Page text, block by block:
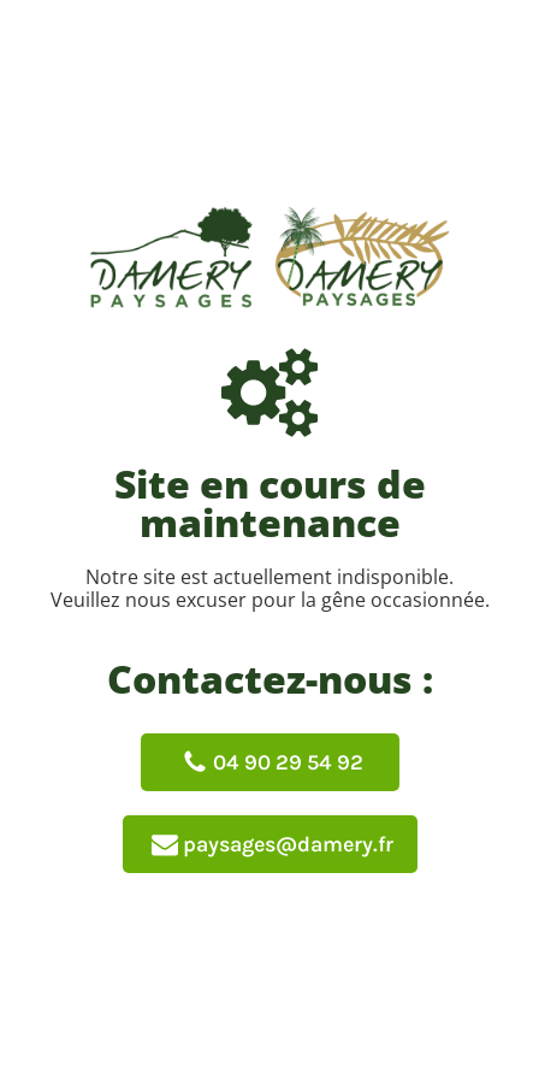
Site en cours de
maintenance
Notre site est actuellement indisponible.
Veuillez nous excuser pour la gêne occasionnée.
Contactez-nous :
04 90 29 54 92
paysages@damery.fr